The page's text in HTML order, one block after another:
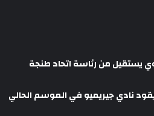
يستقيل من رئاسة اتحاد طنجة
نادي جيريميو في الموسم الحالي